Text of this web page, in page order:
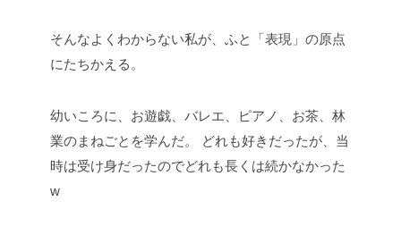
そんなよくわからない私が、ふと「表現」の原点
にたちかえる。
幼いころに、お遊戯、バレエ、ピアノ、お茶、林
業のまねごとを学んだ。
どれも好きだったが、当
時は受け身だったのでどれも長くは続かなかった
w